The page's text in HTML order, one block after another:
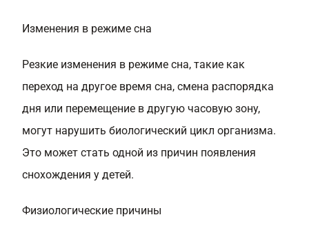
Изменения в режиме сна
Резкие изменения в режиме сна, такие как
переход на другое время сна, смена распорядка
дня или перемещение в другую часовую зону,
могут нарушить биологический цикл организма.
Это может стать одной из причин появления
снохождения у детей.
Физиологические причины